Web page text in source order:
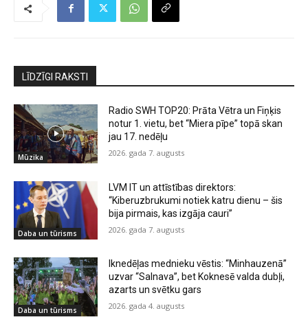
LĪDZĪGI RAKSTI
Mūzika
Radio SWH TOP20: Prāta Vētra un Fiņķis
notur 1. vietu, bet “Miera pīpe” topā skan
jau 17. nedēļu
2026. gada 7. augusts
Daba un tūrisms
LVM IT un attīstības direktors:
“Kiberuzbrukumi notiek katru dienu – šis
bija pirmais, kas izgāja cauri”
2026. gada 7. augusts
Daba un tūrisms
Iknedēļas mednieku vēstis: “Minhauzenā”
uzvar “Salnava”, bet Koknesē valda dubļi,
azarts un svētku gars
2026. gada 4. augusts